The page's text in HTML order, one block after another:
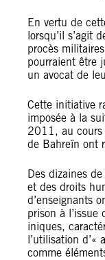
En vertu de
lorsqu’il s’agit
procès
pourraient être
un avocat de
Cette initiative
imposée à la
2011, au cours
de Bahreïn ont
Des dizaines
et des droits
d’enseignants
prison à
iniques,
l’utilisation d’«
comme